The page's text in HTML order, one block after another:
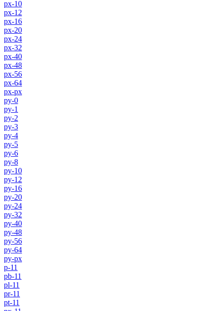
px-10
px-12
px-16
px-20
px-24
px-32
px-40
px-48
px-56
px-64
px-px
py-0
py-1
py-2
py-3
py-4
py-5
py-6
py-8
py-10
py-12
py-16
py-20
py-24
py-32
py-40
py-48
py-56
py-64
py-px
p-11
pb-11
pl-11
pr-11
pt-11